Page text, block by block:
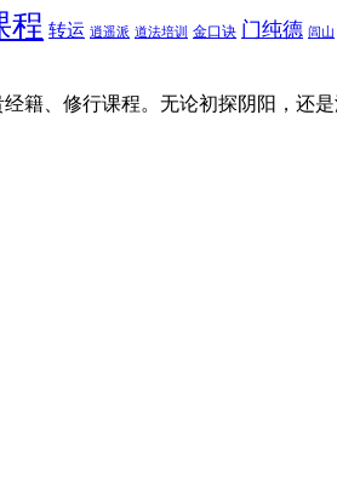
程 转运 逍遥派 道法培训 金口诀 门纯德 闾山
籍、修行课程。无论初探阴阳，还